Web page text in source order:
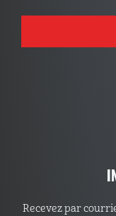
Recevez par